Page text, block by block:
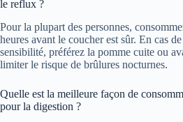
le reflux ?
Pour la plupart des personnes,
heures avant le coucher est sûr. En cas
sensibilité, préférez la pomme cuite ou
limiter le risque de brûlures nocturnes.
Quelle est la meilleure façon de
pour la digestion ?